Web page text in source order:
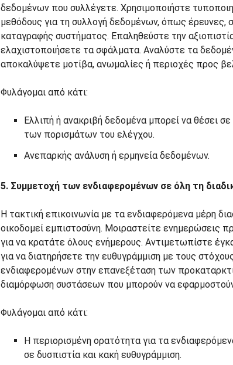
δεδομένων που συλλέγετε. Χρησιμοποιήστε
μεθόδους για τη συλλογή δεδομένων, όπως έρευνες,
καταγραφής συστήματος. Επαληθεύστε την
ελαχιστοποιήσετε τα σφάλματα. Αναλύστε τα
αποκαλύψετε μοτίβα, ανωμαλίες ή περιοχές προς
Φυλάγομαι από κάτι:
Ελλιπή ή ανακριβή δεδομένα μπορεί να θέσει
των πορισμάτων του ελέγχου.
Ανεπαρκής ανάλυση ή ερμηνεία δεδομένων.
5. Συμμετοχή των ενδιαφερομένων σε όλη τη
Η τακτική επικοινωνία με τα ενδιαφερόμενα μέρη
οικοδομεί εμπιστοσύνη. Μοιραστείτε ενημερώσεις
για να κρατάτε όλους ενήμερους. Αντιμετωπίστε
για να διατηρήσετε την ευθυγράμμιση με τους
ενδιαφερομένων στην επανεξέταση των
διαμόρφωση συστάσεων που μπορούν να
Φυλάγομαι από κάτι:
Η περιορισμένη ορατότητα για τα
σε δυσπιστία και κακή ευθυγράμμιση.